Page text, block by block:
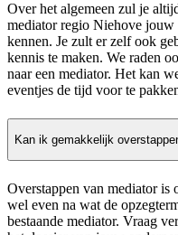
Over het algemeen zul je
mediator regio Niehove jouw
kennen. Je zult er zelf ook
kennis te maken. We raden
naar een mediator. Het kan
eventjes de tijd voor te
Kan ik gemakkelijk
Overstappen van mediator is
wel even na wat de
bestaande mediator. Vraag